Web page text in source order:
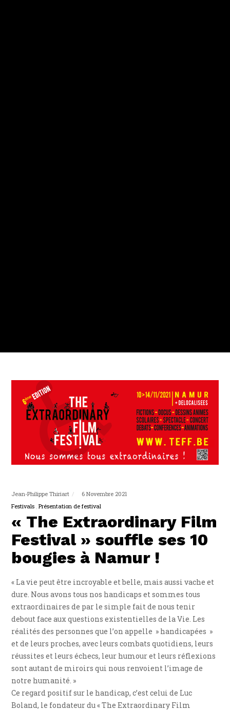
Jean-Philippe Thiriart
6 Novembre 2021
Festivals Présentation de festival
« The Extraordinary Film
Festival » souffle ses 10
bougies à Namur !
« La vie peut être incroyable et belle, mais aussi vache et
dure. Nous avons tous nos handicaps et sommes tous
extraordinaires de par le simple fait de nous tenir
debout face aux questions existentielles de la Vie. Les
réalités des personnes que l’on appelle » handicapées »
et de leurs proches, avec leurs combats quotidiens, leurs
réussites et leurs échecs, leur humour et leurs réflexions
sont autant de miroirs qui nous renvoient l’image de
notre humanité. »
Ce regard positif sur le handicap, c’est celui de Luc
Boland, le fondateur du « The Extraordinary Film